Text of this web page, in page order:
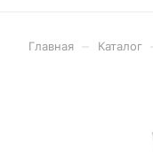
Главная Каталог